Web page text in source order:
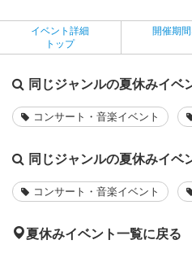
イベント詳細
トップ
開催期
同じジャンルの夏休みイベ
コンサート・音楽イベント
同じジャンルの夏休みイベ
コンサート・音楽イベント
夏休みイベント一覧に戻る